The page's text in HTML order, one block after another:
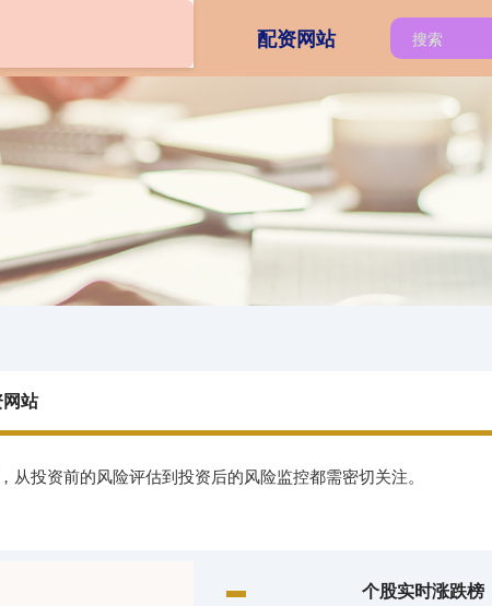
配资网站
站
投资前的风险评估到投资后的风险监控都需密切关注。
个股实时涨跌榜